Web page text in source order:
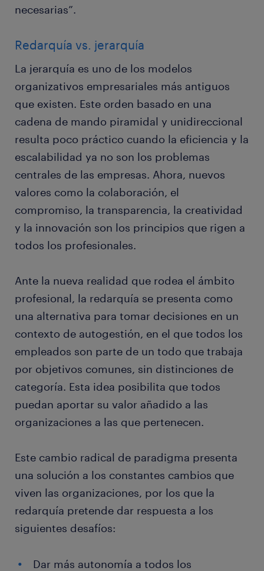
necesarias”.
Redarquía vs. jerarquía
La jerarquía es uno de los modelos
organizativos empresariales más antiguos
que existen. Este orden basado en una
cadena de mando piramidal y unidireccional
resulta poco práctico cuando la eficiencia y la
escalabilidad ya no son los problemas
centrales de las empresas. Ahora, nuevos
valores como la colaboración, el
compromiso, la transparencia, la creatividad
y la innovación son los principios que rigen a
todos los profesionales.
Ante la nueva realidad que rodea el ámbito
profesional, la redarquía se presenta como
una alternativa para tomar decisiones en un
contexto de autogestión, en el que todos los
empleados son parte de un todo que trabaja
por objetivos comunes, sin distinciones de
categoría. Esta idea posibilita que todos
puedan aportar su valor añadido a las
organizaciones a las que pertenecen.
Este cambio radical de paradigma presenta
una solución a los constantes cambios que
viven las organizaciones, por los que la
redarquía pretende dar respuesta a los
siguientes desafíos:
Dar más autonomía a todos los